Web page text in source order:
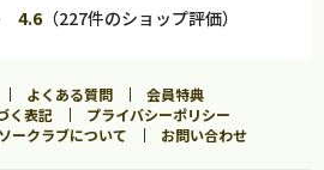
4.6（227件のショップ評価）
よくある質問
会員特典
く表記
プライバシーポリシー
ークラブについて お問い合わせ